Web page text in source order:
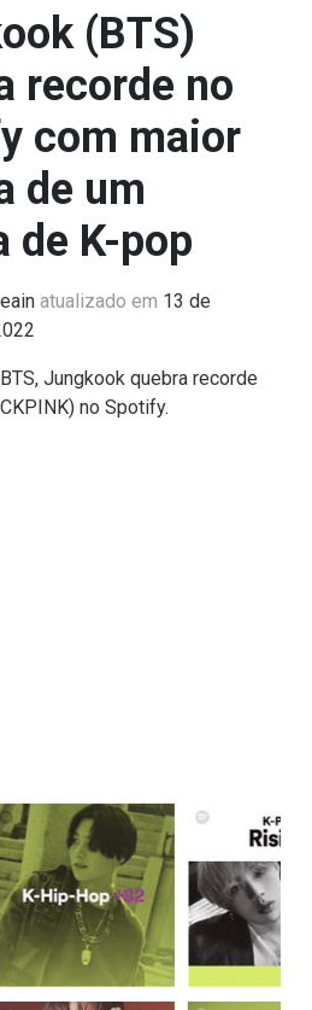
(BTS)
recorde no
com maior
de um
de K-pop
atualizado em 13 de
Jungkook quebra recorde
no Spotify.